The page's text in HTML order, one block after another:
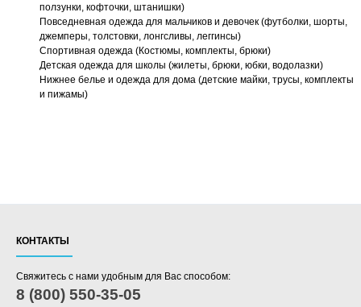
ползунки, кофточки, штанишки)
Повседневная одежда для мальчиков и девочек (футболки, шорты,
джемперы, толстовки, лонгсливы, леггинсы)
Спортивная одежда (Костюмы, комплекты, брюки)
Детская одежда для школы (жилеты, брюки, юбки, водолазки)
Нижнее белье и одежда для дома (детские майки, трусы, комплекты
и пижамы)
КОНТАКТЫ
Свяжитесь с нами удобным для Вас способом:
8 (800) 550-35-05